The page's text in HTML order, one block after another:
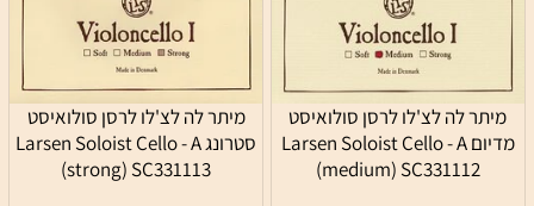
מיתר לה לצ'לו לרסן סולואיסט
מדיום Larsen Soloist Cello - A
(medium) SC331112
מיתר לה לצ'לו לרסן סולואיסט
סטרונג Larsen Soloist Cello - A
(strong) SC331113